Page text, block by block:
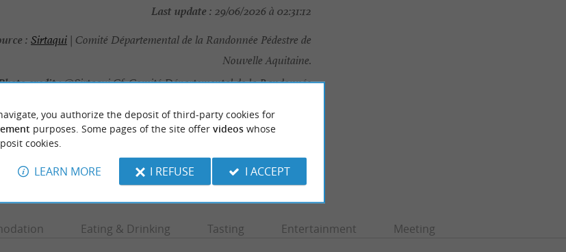
Last update : 29/06/2026 à 02:31:12
: Sirtaqui| Comité Départemental de la Randonnée Pédestre de
Nouvelle Aquitaine.
credit :@Sirtaqui Cf. Comité Départemental de la Randonnée
TO DISCOVERAROUND
Eating & Drinking Tasting Entertainment Meeting
you authorize the deposit of third-party cookies for
purposes. Some pages of the site offer videoswhose
cookies.
LEARN MORE I REFUSE I ACCEPT